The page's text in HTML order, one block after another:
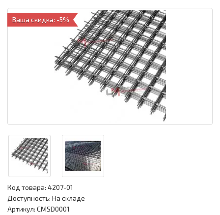
Ваша скидка: -5%
Код товара: 4207-01
Доступность: На складе
Артикул: CMSD0001